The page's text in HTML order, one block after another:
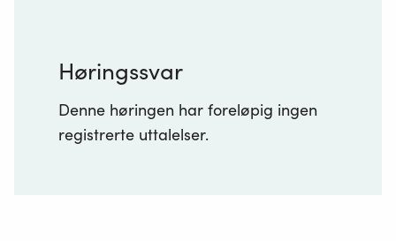
Høringssvar
Denne høringen har foreløpig ingen
registrerte uttalelser.